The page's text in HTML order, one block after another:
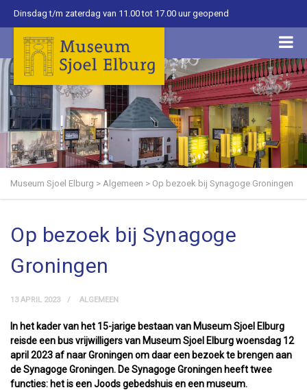
Dinsdag t/m zaterdag van 11.00 tot 17.00 uur geopend
Museum Sjoel Elburg > Algemeen > Op bezoek bij Synagoge Groningen
Op bezoek bij Synagoge
Groningen
13 APRIL 2023 ALGEMEEN
In het kader van het 15-jarige bestaan van Museum Sjoel Elburg
reisde een bus vrijwilligers van Museum Sjoel Elburg woensdag 12
april 2023 af naar Groningen om daar een bezoek te brengen aan
de Synagoge Groningen. De Synagoge Groningen heeft twee
functies: het is een Joods gebedshuis en een museum.